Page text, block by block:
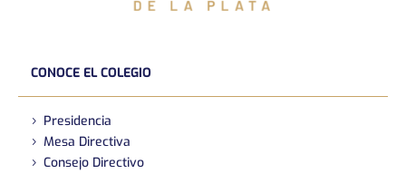
CONOCE EL COLEGIO
Presidencia
Mesa Directiva
Consejo Directivo